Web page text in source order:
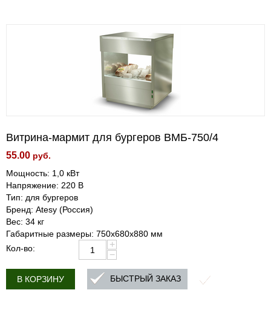
Витрина-мармит для бургеров ВМБ-750/4
55.00 руб.
Мощность: 1,0 кВт
Напряжение: 220 В
Тип: для бургеров
Бренд: Atesy (Россия)
Вес: 34 кг
Габаритные размеры: 750х680х880 мм
Кол-во:
+
−
В КОРЗИНУ БЫСТРЫЙ ЗАКАЗ